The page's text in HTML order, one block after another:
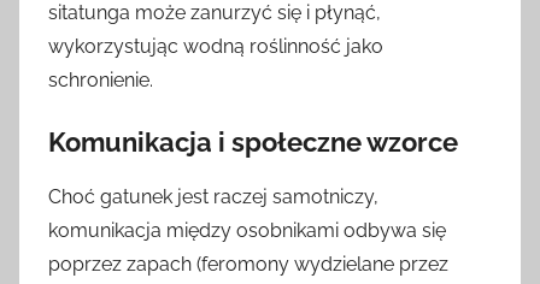
sitatunga może zanurzyć się i płynąć,
wykorzystując wodną roślinność jako
schronienie.
Komunikacja i społeczne wzorce
Choć gatunek jest raczej samotniczy,
komunikacja między osobnikami odbywa się
poprzez zapach (feromony wydzielane przez